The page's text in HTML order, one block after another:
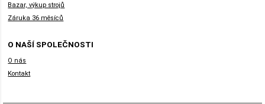
Bazar, výkup strojů
Záruka 36 měsíců
O NAŠÍ SPOLEČNOSTI
O nás
Kontakt